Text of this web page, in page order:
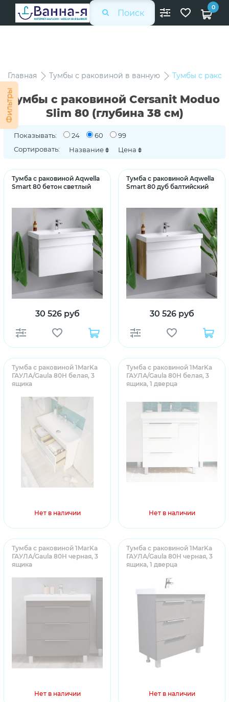
0
Главная Тумбы с раковиной в ванную Тумбы с
Тумбы с раковиной Cersanit Moduo
Slim 80 (глубина 38 см)
Показывать: 24 60
99
Сортировать:
Название Цена
Тумба с раковиной Aqwella
Smart 80 бетон светлый
30 526 руб
Тумба с раковиной Aqwella
Smart 80 дуб балтийский
30 526 руб
Тумба с раковиной 1MarKa
ГАУЛА/Gaula 80Н белая, 3
ящика
Нет в наличии
Тумба с раковиной 1MarKa
ГАУЛА/Gaula 80Н белая, 3
ящика, 1 дверца
Нет в наличии
Тумба с раковиной 1MarKa
ГАУЛА/Gaula 80Н черная, 3
ящика
Нет в наличии
Тумба с раковиной 1MarKa
ГАУЛА/Gaula 80Н черная, 3
ящика, 1 дверца
Нет в наличии
Фильтры